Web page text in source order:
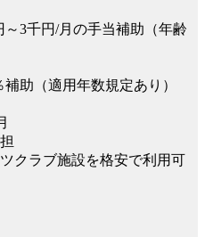
3千円/月の手当補助（年齢
助（適用年数規定あり）
クラブ施設を格安で利用可